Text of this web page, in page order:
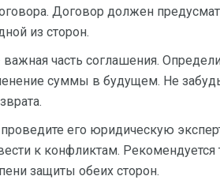
Договор должен
из сторон.
часть соглашения.
суммы в будущем. Не
его юридическую
к конфликтам. Рекомендуется
защиты обеих сторон.